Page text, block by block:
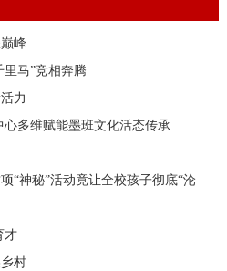
峰
里马”竞相奔腾
力
多维赋能墨班文化活态传承
“神秘”活动竟让全校孩子彻底“沦
才
村